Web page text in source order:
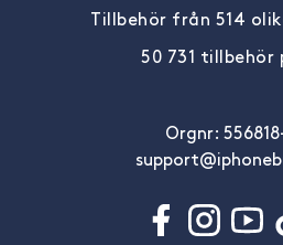
Tillbehör från 514
50 731 tillbehör
Orgnr: